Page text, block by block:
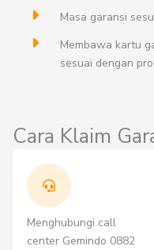
Masa garansi
Membawa kartu
sesuai dengan
Cara Klaim
Menghubungi call
center Gemindo 0882